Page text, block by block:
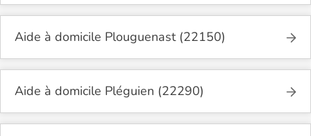
Aide à domicile Plouguenast (22150)
Aide à domicile Pléguien (22290)